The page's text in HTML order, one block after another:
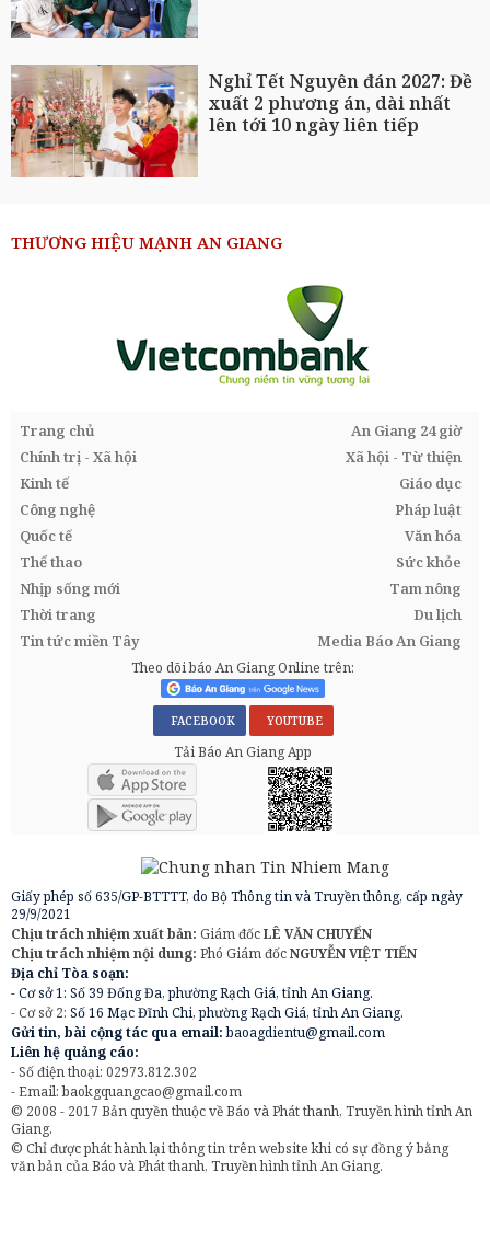
Nghỉ Tết Nguyên đán 2027: Đề
xuất 2 phương án, dài nhất
lên tới 10 ngày liên tiếp
THƯƠNG HIỆU MẠNH AN GIANG
Trang chủ
An Giang 24 giờ
Chính trị - Xã hội
Xã hội - Từ thiện
Kinh tế
Giáo dục
Công nghệ
Pháp luật
Quốc tế
Văn hóa
Thể thao
Sức khỏe
Nhịp sống mới
Tam nông
Thời trang
Du lịch
Tin tức miền Tây
Media Báo An Giang
Theo dõi báo An Giang Online trên:
FACEBOOK YOUTUBE
Tải Báo An Giang App
Giấy phép số 635/GP-BTTTT, do Bộ Thông tin và Truyền thông, cấp ngày
29/9/2021
Chịu trách nhiệm xuất bản: Giám đốcLÊ VĂN CHUYỂN
Chịu trách nhiệm nội dung: Phó Giám đốcNGUYỄN VIỆT TIẾN
Địa chỉ Tòa soạn:
- Cơ sở 1: Số 39 Đống Đa, phường Rạch Giá, tỉnh An Giang.
- Cơ sở 2: Số 16 Mạc Đĩnh Chi, phường Rạch Giá, tỉnh An Giang.
Gửi tin, bài cộng tác qua email:baoagdientu@gmail.com
Liên hệ quảng cáo:
- Số điện thoại: 02973.812.302
- Email:baokgquangcao@gmail.com
© 2008 - 2017 Bản quyền thuộc về Báo và Phát thanh, Truyền hình tỉnh An
Giang.
© Chỉ được phát hành lại thông tin trên website khi có sự đồng ý bằng
văn bản của Báo và Phát thanh, Truyền hình tỉnh An Giang.